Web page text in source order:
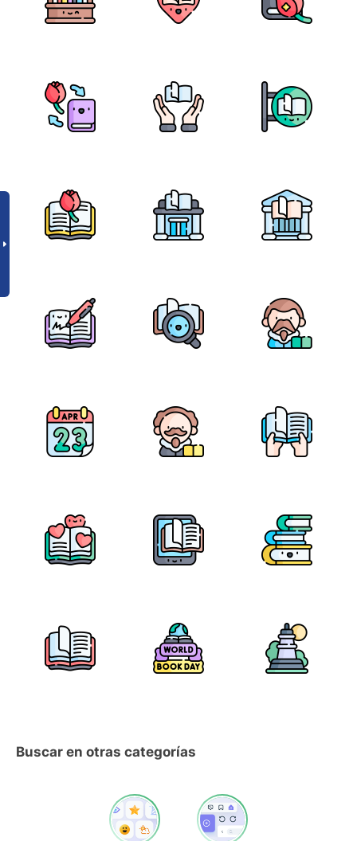
Buscar en otras categorías